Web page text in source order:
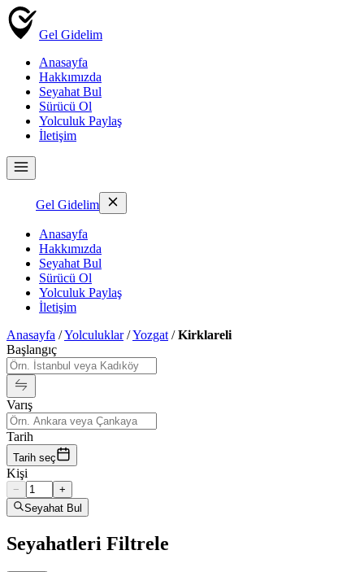
Gel Gidelim
Anasayfa
Hakkımızda
Seyahat Bul
Sürücü Ol
Yolculuk Paylaş
İletişim
Gel Gidelim
Anasayfa
Hakkımızda
Seyahat Bul
Sürücü Ol
Yolculuk Paylaş
İletişim
Anasayfa /Yolculuklar/Yozgat /Kirklareli
Başlangıç
Varış
Tarih
Tarih seç
Kişi
−
+
Seyahat Bul
Seyahatleri Filtrele